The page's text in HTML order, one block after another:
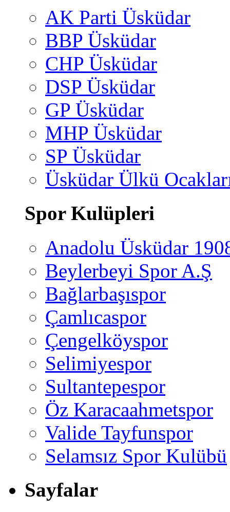
AK Parti Üsküdar
BBP Üsküdar
CHP Üsküdar
DSP Üsküdar
GP Üsküdar
MHP Üsküdar
SP Üsküdar
Üsküdar Ülkü
Spor Kulüpleri
Anadolu Üsküdar
Beylerbeyi Spor A.Ş
Bağlarbaşıspor
Çamlıcaspor
Çengelköyspor
Selimiyespor
Sultantepespor
Öz Karacaahmetspor
Valide Tayfunspor
Selamsız Spor Kulübü
Sayfalar